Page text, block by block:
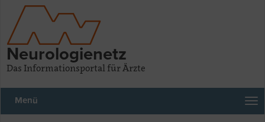
Neurologienetz
Das Informationsportal für Ärzte
Menü